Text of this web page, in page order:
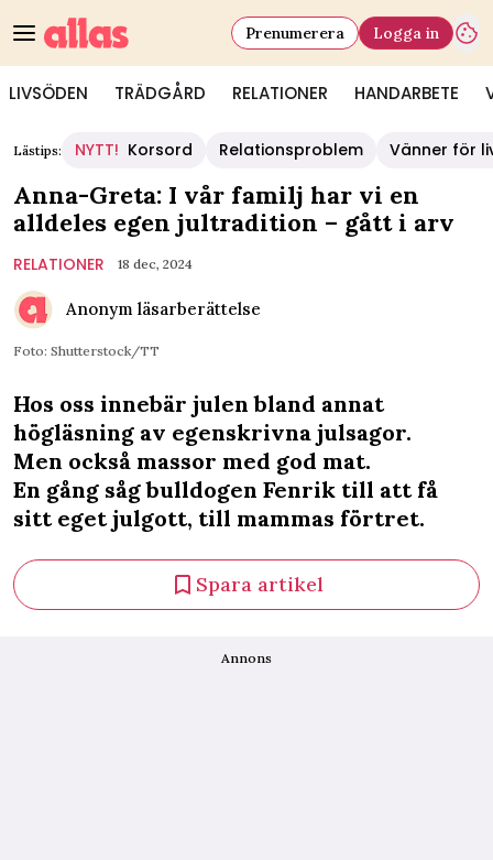
LIVSÖDEN TRÄDGÅRD RELATIONER HANDARBETE
Prenumerera Logga in
Lästips: NYTT! Korsord Relationsproblem Vänner för
Anna-Greta: I vår familj har vi en
alldeles egen jultradition – gått i arv
RELATIONER 18 dec, 2024
Anonym läsarberättelse
Foto: Shutterstock/TT
Hos oss innebär julen bland annat
högläsning av egenskrivna julsagor.
Men också massor med god mat.
En gång såg bulldogen Fenrik till att få
sitt eget julgott, till mammas förtret.
Spara artikel
Annons